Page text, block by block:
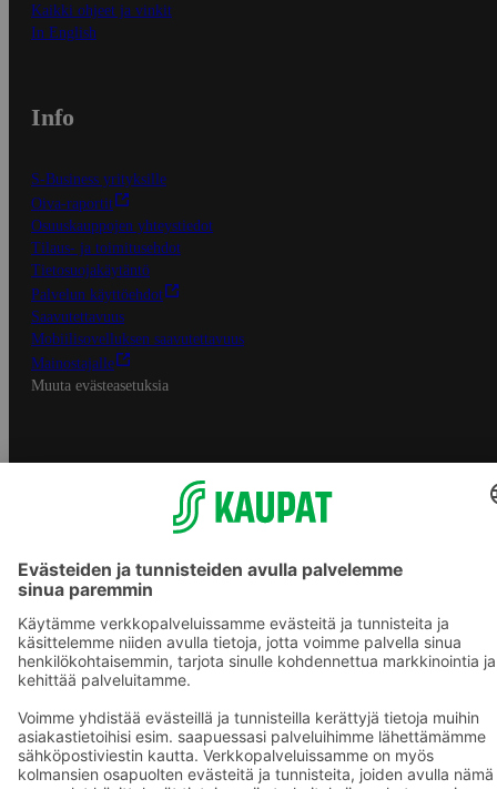
Kaikki ohjeet ja vinkit
In English
Info
S-Business yrityksille
Oiva-raportit
Osuuskauppojen yhteystiedot
Tilaus- ja toimitusehdot
Tietosuojakäytäntö
Palvelun käyttöehdot
Saavutettavuus
Mobiilisovelluksen saavutettavuus
Mainostajalle
Muuta evästeasetuksia
S-ryhmän palvelut
Asiakasomistajuus
Yhteishyvä Ruoka -sovellus
Prisma.fi
Sokos.fi
S-Pankki
Sokos Hotels
Raflaamo